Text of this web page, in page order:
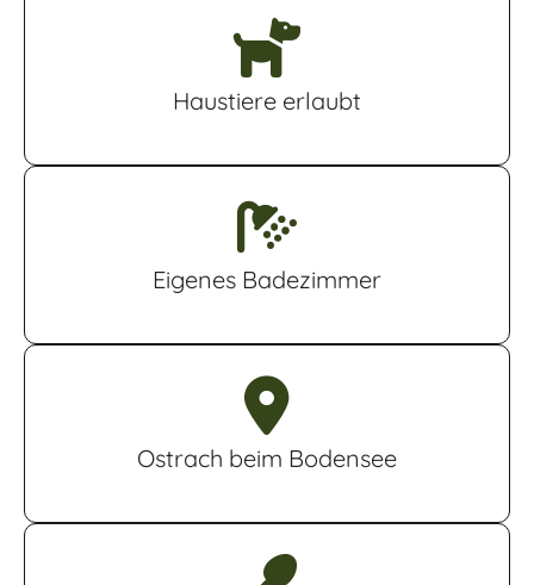
Haustiere erlaubt
Eigenes Badezimmer
Ostrach beim Bodensee